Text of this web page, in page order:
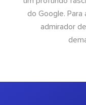
do Google.
admirador